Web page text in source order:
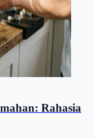
Rahasia